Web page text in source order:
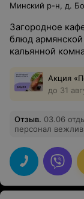
Минский р-н, д.
Загородное
блюд
кальянной
Акция
до 31
Отзыв. 03.06
персонал